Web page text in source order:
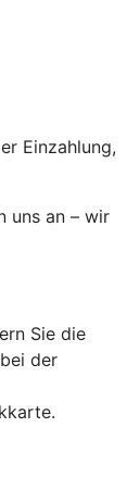
Einzahlung,
uns an – wir
Sie die
der